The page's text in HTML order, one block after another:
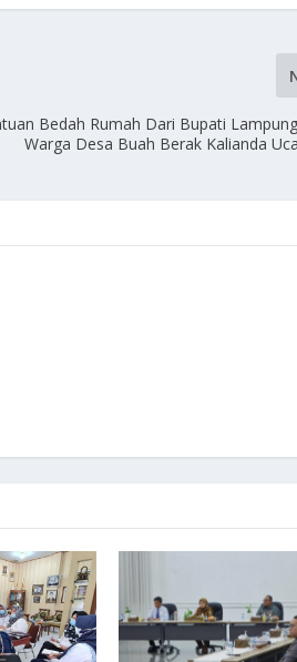
Bedah Rumah Dari Bupati
Warga Desa Buah Berak Kalianda